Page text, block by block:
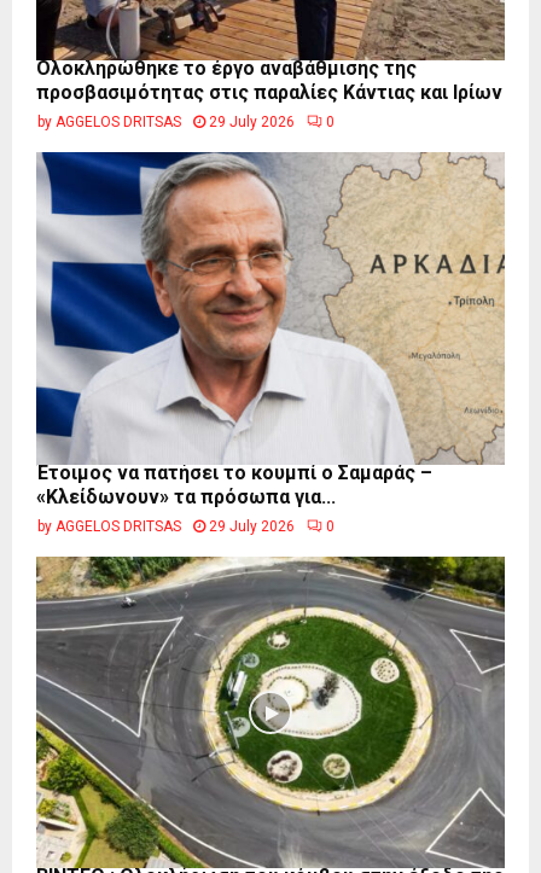
Ολοκληρώθηκε το έργο αναβάθμισης της
προσβασιμότητας στις παραλίες Κάντιας και Ιρίων
by AGGELOS DRITSAS 29 July 2026 0
Έτοιμος να πατήσει το κουμπί ο Σαμαράς –
«Κλείδωνουν» τα πρόσωπα για...
by AGGELOS DRITSAS 29 July 2026 0